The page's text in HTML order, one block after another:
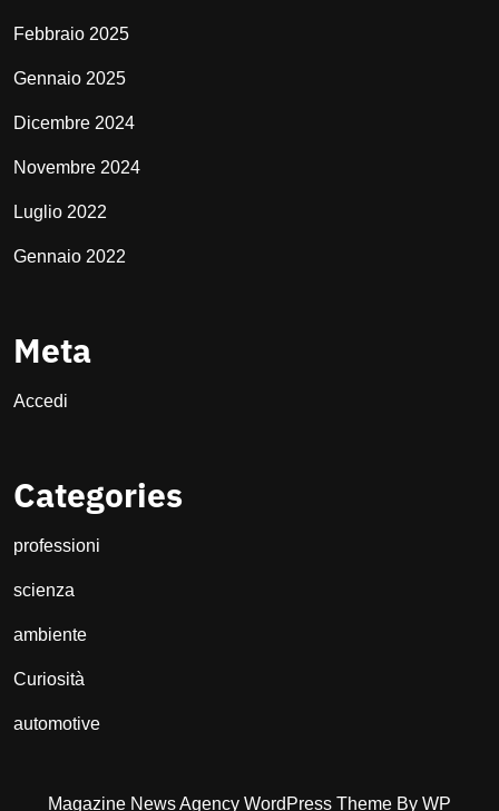
Febbraio 2025
Gennaio 2025
Dicembre 2024
Novembre 2024
Luglio 2022
Gennaio 2022
Meta
Accedi
Categories
professioni
scienza
ambiente
Curiosità
automotive
Magazine News Agency WordPress Theme By WP